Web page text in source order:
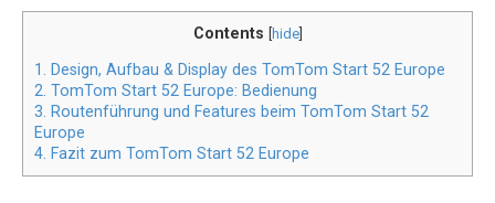
Contents hide]
1. Design, Aufbau & Display des TomTom Start 52 Europe
2. TomTom Start 52 Europe: Bedienung
3. Routenführung und Features beim TomTom Start 52
Europe
4. Fazit zum TomTom Start 52 Europe